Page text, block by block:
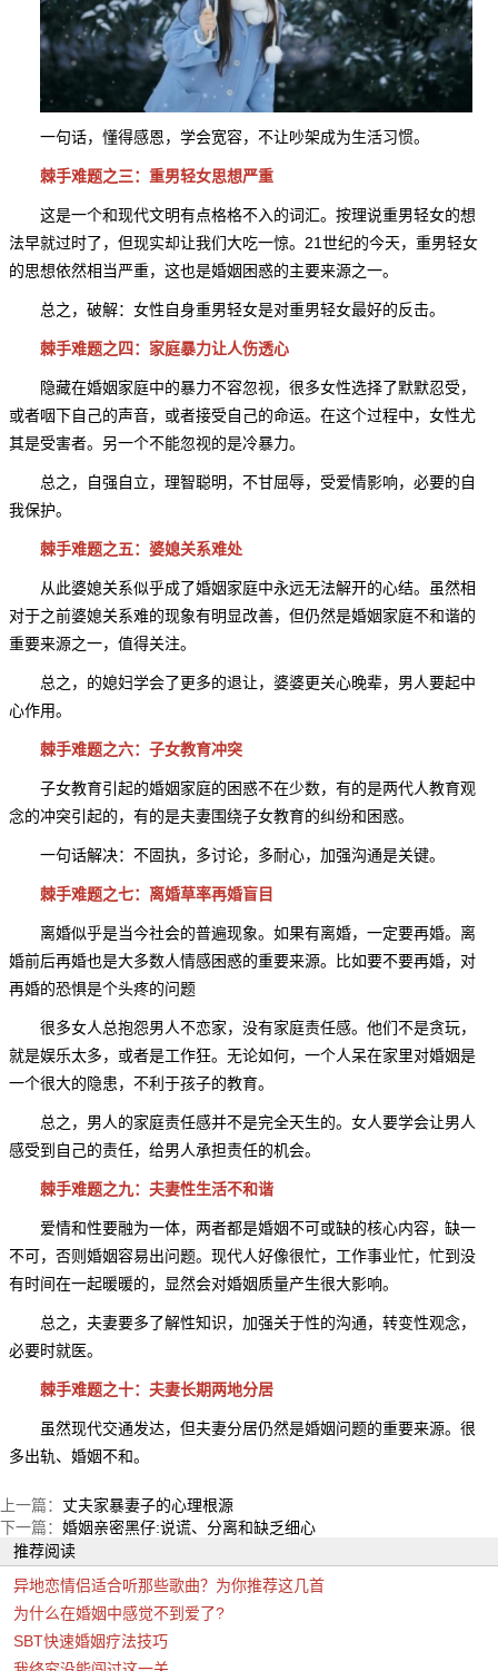
一句话，懂得感恩，学会宽容，不让吵架成为生活习惯。
棘手难题之三：重男轻女思想严重
这是一个和现代文明有点格格不入的词汇。按理说重男轻女的想
法早就过时了，但现实却让我们大吃一惊。21世纪的今天，重男轻女
的思想依然相当严重，这也是婚姻困惑的主要来源之一。
总之，破解：女性自身重男轻女是对重男轻女最好的反击。
棘手难题之四：家庭暴力让人伤透心
隐藏在婚姻家庭中的暴力不容忽视，很多女性选择了默默忍受，
或者咽下自己的声音，或者接受自己的命运。在这个过程中，女性尤
其是受害者。另一个不能忽视的是冷暴力。
总之，自强自立，理智聪明，不甘屈辱，受爱情影响，必要的自
我保护。
棘手难题之五：婆媳关系难处
从此婆媳关系似乎成了婚姻家庭中永远无法解开的心结。虽然相
对于之前婆媳关系难的现象有明显改善，但仍然是婚姻家庭不和谐的
重要来源之一，值得关注。
总之，的媳妇学会了更多的退让，婆婆更关心晚辈，男人要起中
心作用。
棘手难题之六：子女教育冲突
子女教育引起的婚姻家庭的困惑不在少数，有的是两代人教育观
念的冲突引起的，有的是夫妻围绕子女教育的纠纷和困惑。
一句话解决：不固执，多讨论，多耐心，加强沟通是关键。
棘手难题之七：离婚草率再婚盲目
离婚似乎是当今社会的普遍现象。如果有离婚，一定要再婚。离
婚前后再婚也是大多数人情感困惑的重要来源。比如要不要再婚，对
再婚的恐惧是个头疼的问题
很多女人总抱怨男人不恋家，没有家庭责任感。他们不是贪玩，
就是娱乐太多，或者是工作狂。无论如何，一个人呆在家里对婚姻是
一个很大的隐患，不利于孩子的教育。
总之，男人的家庭责任感并不是完全天生的。女人要学会让男人
感受到自己的责任，给男人承担责任的机会。
棘手难题之九：夫妻性生活不和谐
爱情和性要融为一体，两者都是婚姻不可或缺的核心内容，缺一
不可，否则婚姻容易出问题。现代人好像很忙，工作事业忙，忙到没
有时间在一起暖暖的，显然会对婚姻质量产生很大影响。
总之，夫妻要多了解性知识，加强关于性的沟通，转变性观念，
必要时就医。
棘手难题之十：夫妻长期两地分居
虽然现代交通发达，但夫妻分居仍然是婚姻问题的重要来源。很
多出轨、婚姻不和。
上一篇： 丈夫家暴妻子的心理根源
下一篇： 婚姻亲密黑仔:说谎、分离和缺乏细心
推荐阅读
异地恋情侣适合听那些歌曲？为你推荐这几首
为什么在婚姻中感觉不到爱了?
SBT快速婚姻疗法技巧